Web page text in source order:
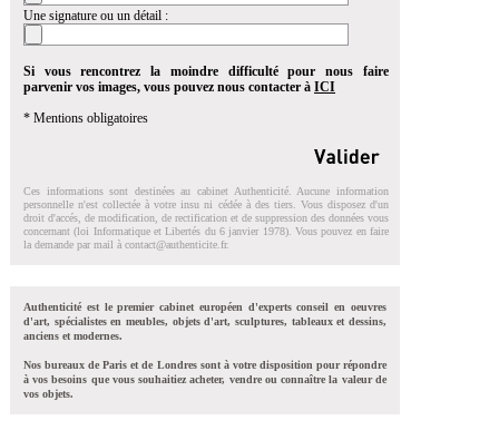
Une signature ou un détail :
Si vous rencontrez la moindre difficulté pour nous faire
parvenir vos images, vous pouvez nous contacter à ICI
* Mentions obligatoires
Ces informations sont destinées au cabinet Authenticité. Aucune information
personnelle n'est collectée à votre insu ni cédée à des tiers. Vous disposez d'un
droit d'accés, de modification, de rectification et de suppression des données vous
concernant (loi Informatique et Libertés du 6 janvier 1978). Vous pouvez en faire
la demande par mail à contact@authenticite.fr.
Authenticité est le premier cabinet européen d'experts conseil en oeuvres
d'art, spécialistes en meubles, objets d'art, sculptures, tableaux et dessins,
anciens et modernes.
Nos bureaux de Paris et de Londres sont à votre disposition pour répondre
à vos besoins que vous souhaitiez acheter, vendre ou connaître la valeur de
vos objets.